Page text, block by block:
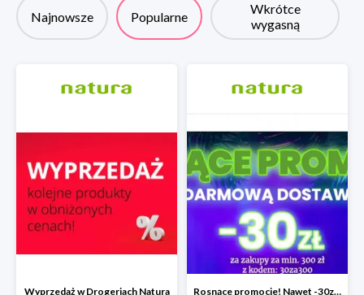
Najnowsze Popularne
Wkrótce
wygasną
Wyprzedaż w Drogeriach Natura Rosnące promocje! Nawet -30zł mniej+darmowa dostawa